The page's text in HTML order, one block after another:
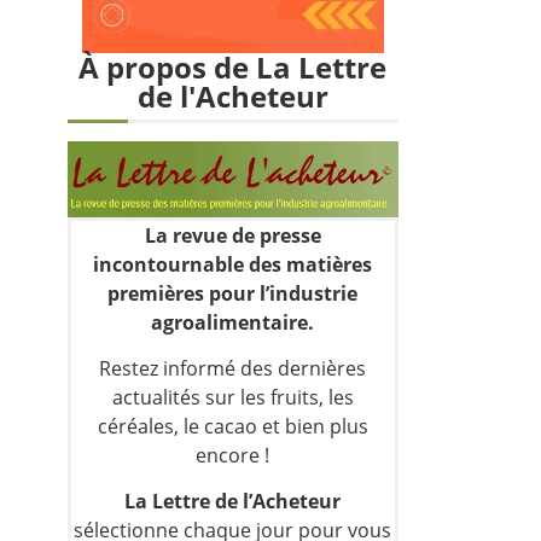
À propos de La Lettre
de l'Acheteur
La revue de presse
incontournable des matières
premières pour l’industrie
agroalimentaire.
Restez informé des dernières
actualités sur les fruits, les
céréales, le cacao et bien plus
encore !
La Lettre de l’Acheteur
sélectionne chaque jour pour vous